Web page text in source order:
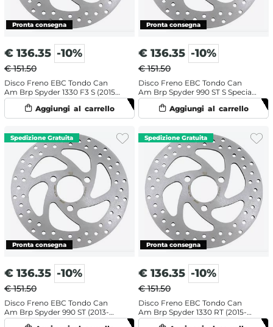
€ 136.35 -10%
€ 151.50
Disco Freno EBC Tondo Can
Am Brp Spyder 1330 F3 S (2015-
2017) Anteriore
€ 136.35 -10%
€ 151.50
Disco Freno EBC Tondo Can
Am Brp Spyder 990 ST S Special
Edition (2013-2015) Anteriore
€ 136.35 -10%
€ 151.50
Disco Freno EBC Tondo Can
Am Brp Spyder 990 ST (2013-
2015) Anteriore
€ 136.35 -10%
€ 151.50
Disco Freno EBC Tondo Can
Am Brp Spyder 1330 RT (2015-
2017) Anteriore